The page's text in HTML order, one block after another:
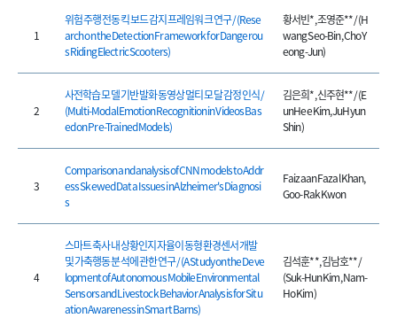
1
위험 주행 전동 킥보드 감지 프레임워크 연구 / (Rese
arch on the Detection Framework for Dangerou
s Riding Electric Scooters)
황서빈*, 조영준** / (H
wang Seo-Bin, Cho Y
eong-Jun)
2
사전학습 모델 기반 발화 동영상 멀티 모달 감정 인식 /
(Multi-Modal Emotion Recognition in Videos Bas
ed on Pre-Trained Models)
김은희*, 신주현** / (E
unHee Kim, JuHyun
Shin)
3
Comparison and analysis of CNN models to Addr
ess Skewed Data Issues in Alzheimer's Diagnosi
s
Faizaan Fazal Khan,
Goo-Rak Kwon
4
스마트 축사내 상황인지 자율이동형 환경센서 개발
및 가축행동 분석에 관한 연구 / (A Study on the Deve
lopment of Autonomous Mobile Environmental
Sensors and Livestock Behavior Analysis for Situ
ation Awareness in Smart Barns)
김석훈**, 김남호** /
(Suk-Hun Kim, Nam-
Ho Kim)